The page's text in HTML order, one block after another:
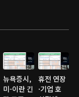
뉴욕증시,
미-이란 긴
휴전 연장
·기업 호